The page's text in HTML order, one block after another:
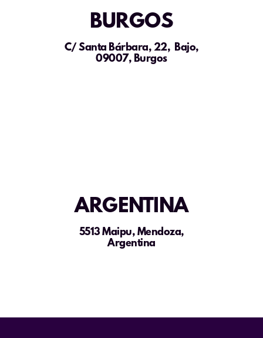
BURGOS
C/ Santa Bárbara, 22, Bajo,
09007, Burgos
ARGENTINA
5513 Maipu, Mendoza,
Argentina